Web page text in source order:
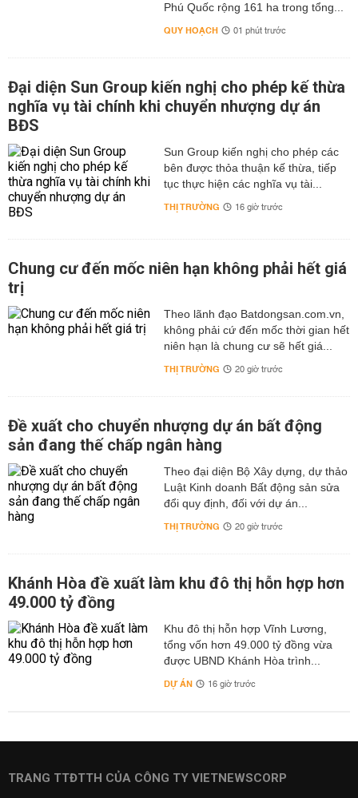
Phú Quốc rộng 161 ha trong tổng...
QUY HOẠCH 01 phút trước
Đại diện Sun Group kiến nghị cho phép kế thừa
nghĩa vụ tài chính khi chuyển nhượng dự án
BĐS
Sun Group kiến nghị cho phép các
bên được thỏa thuận kế thừa, tiếp
tục thực hiện các nghĩa vụ tài...
THỊ TRƯỜNG 16 giờ trước
Chung cư đến mốc niên hạn không phải hết giá
trị
Theo lãnh đạo Batdongsan.com.vn,
không phải cứ đến mốc thời gian hết
niên hạn là chung cư sẽ hết giá...
THỊ TRƯỜNG 20 giờ trước
Đề xuất cho chuyển nhượng dự án bất động
sản đang thế chấp ngân hàng
Theo đại diện Bộ Xây dựng, dự thảo
Luật Kinh doanh Bất động sản sửa
đổi quy định, đối với dự án...
THỊ TRƯỜNG 20 giờ trước
Khánh Hòa đề xuất làm khu đô thị hỗn hợp hơn
49.000 tỷ đồng
Khu đô thị hỗn hợp Vĩnh Lương,
tổng vốn hơn 49.000 tỷ đồng vừa
được UBND Khánh Hòa trình...
DỰ ÁN 16 giờ trước
TRANG TTĐTTH CỦA CÔNG TY VIETNEWSCORP